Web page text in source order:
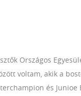
Országos
voltam, akik a
és Junioe